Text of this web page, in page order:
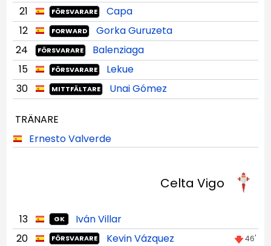
21
FÖRSVARARE
Capa
12
FORWARD
Gorka Guruzeta
24
FÖRSVARARE
Balenziaga
15
FÖRSVARARE
Lekue
30
MITTFÄLTARE Unai Gómez
TRÄNARE
Ernesto Valverde
Celta Vigo
13 GK
Iván Villar
20
FÖRSVARARE Kevin Vázquez 46'